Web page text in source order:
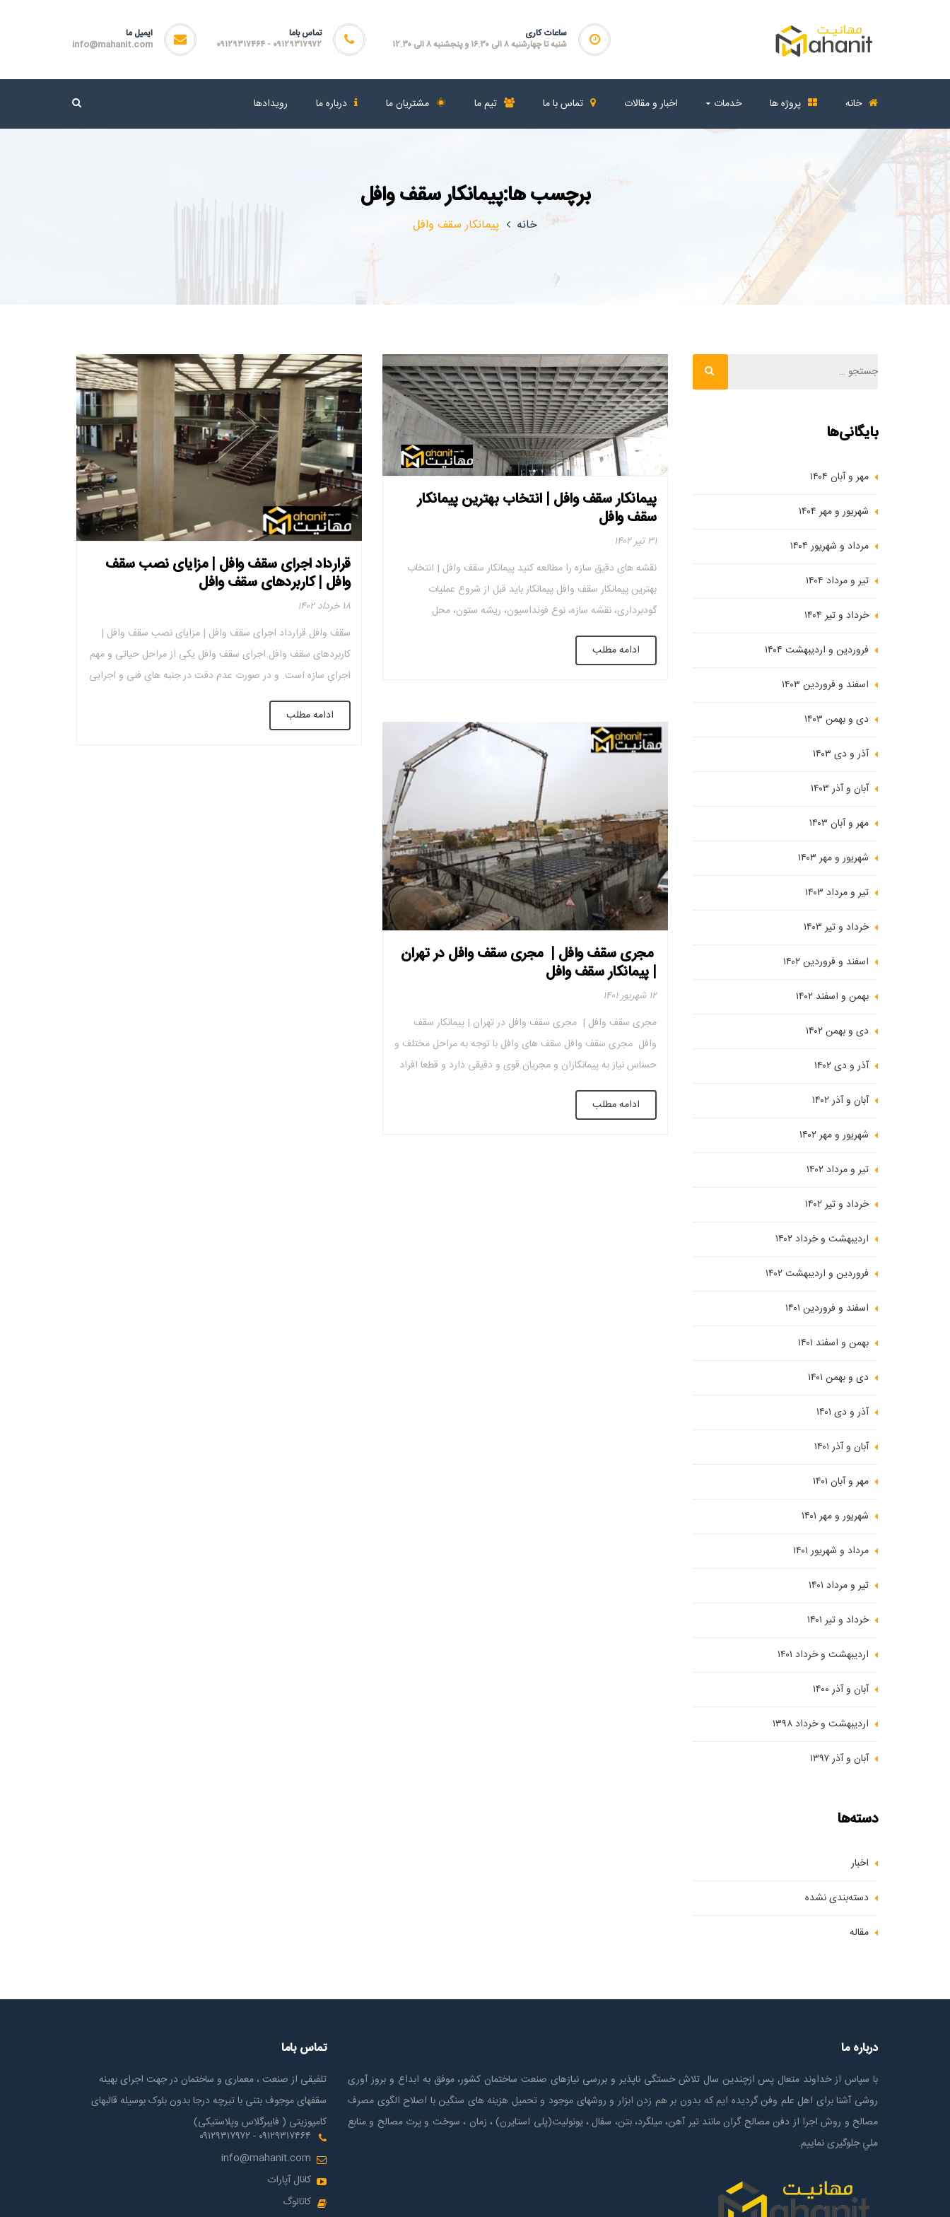
ایمیل ما
info@mahanit.com
تماس باما
۰۹۱۲۹۳۱۷۹۷۲ - ۰۹۱۲۹۳۱۷۴۶۴
ساعات کاری
شنبه تا چهارشنبه ۸ الی ۱۶.۳۰ و پنجشنبه ۸ الی ۱۲.۳۰
خانه پروژه ها خدمات اخبار و مقالات تماس با ما تیم ما مشتریان ما درباره ما رویدادها
برچسب ها:پیمانکار سقف وافل
خانه پیمانکار سقف وافل
پیمانکار سقف وافل | انتخاب بهترین پیمانکار
سقف وافل
۳۱ تیر ۱۴۰۲
نقشه های دقیق سازه را مطالعه کنید پیمانکار سقف وافل | انتخاب
بهترین پیمانکار سقف وافل پیمانکار باید قبل از شروع عملیات
گودبرداری، نقشه سازه، نوع فونداسیون، ریشه ستون، محل
دیوارهای برشی، محلول های قالب دیوار یک طرفه، جداول لیستوفر
ارائه شده توسط حسابدار و تناسب با شرایط موجود را به دقت
ادامه مطلب
قرارداد اجرای سقف وافل | مزایای نصب سقف
وافل | کاربردهای سقف وافل
۱۸ خرداد ۱۴۰۲
سقف وافل قرارداد اجرای سقف وافل | مزایای نصب سقف وافل |
کاربردهای سقف وافل اجرای سقف وافل یکی از مراحل حیاتی و مهم
اجرای سازه است. و در صورت عدم دقت در جنبه های فنی و اجرایی
می تواند باعث بروز حوادث و زیان های اقتصادی شود. اجرای سقف
وافل نسبت به سایر روش […]
ادامه مطلب
مجری سقف وافل | مجری سقف وافل در تهران
| پیمانکار سقف وافل
۱۲ شهریور ۱۴۰۱
مجری سقف وافل | مجری سقف وافل در تهران | پیمانکار سقف
وافل مجری سقف وافل سقف های وافل با توجه به مراحل مختلف و
حساس نیاز به پیمانکاران و مجریان قوی و دقیقی دارد و قطعا افراد
کم تجربه پس از اجرای صحیح این سقف ها سرافراز عرصه ساخت و
ساز را ترک نخواهند […]
ادامه مطلب
بایگانی‌ها
مهر و آبان ۱۴۰۴
شهریور و مهر ۱۴۰۴
مرداد و شهریور ۱۴۰۴
تیر و مرداد ۱۴۰۴
خرداد و تیر ۱۴۰۴
فروردین و اردیبهشت ۱۴۰۴
اسفند و فروردین ۱۴۰۳
دی و بهمن ۱۴۰۳
آذر و دی ۱۴۰۳
آبان و آذر ۱۴۰۳
مهر و آبان ۱۴۰۳
شهریور و مهر ۱۴۰۳
تیر و مرداد ۱۴۰۳
خرداد و تیر ۱۴۰۳
اسفند و فروردین ۱۴۰۲
بهمن و اسفند ۱۴۰۲
دی و بهمن ۱۴۰۲
آذر و دی ۱۴۰۲
آبان و آذر ۱۴۰۲
شهریور و مهر ۱۴۰۲
تیر و مرداد ۱۴۰۲
خرداد و تیر ۱۴۰۲
اردیبهشت و خرداد ۱۴۰۲
فروردین و اردیبهشت ۱۴۰۲
اسفند و فروردین ۱۴۰۱
بهمن و اسفند ۱۴۰۱
دی و بهمن ۱۴۰۱
آذر و دی ۱۴۰۱
آبان و آذر ۱۴۰۱
مهر و آبان ۱۴۰۱
شهریور و مهر ۱۴۰۱
مرداد و شهریور ۱۴۰۱
تیر و مرداد ۱۴۰۱
خرداد و تیر ۱۴۰۱
اردیبهشت و خرداد ۱۴۰۱
آبان و آذر ۱۴۰۰
اردیبهشت و خرداد ۱۳۹۸
آبان و آذر ۱۳۹۷
دسته‌ها
اخبار
دسته‌بندی نشده
مقاله
درباره ما
با سپاس از خداوند متعال پس ازچندين سال تلاش خستگی ناپذير و بررسی نیازهای صنعت ساختمان كشور، موفق به ابداع و بروز آوری
روشی آشنا برای اهل علم وفن گردیده ایم که بدون بر هم زدن ابزار و روشهای موجود و تحمیل هزینه های سنگین با اصلاح الگوی مصرف
مصالح و روش اجرا از دفن مصالح گران مانند تیر آهن، میلگرد، بتن، سفال ، یونولیت(پلی استايرن) ، زمان ، سوخت و پرت مصالح و منابع
ملي جلوگیری نماییم.
تماس باما
تلفیقی از صنعت ، معماری و ساختمان در جهت اجرای بهینه
سقفهای موجوف بتنی با تیرچه درجا بدون بلوک بوسیله قالبهای
کامپوزیتی ( فایبرگلاس وپلاستیکی)
۰۹۱۲۹۳۱۷۴۶۴ - ۰۹۱۲۹۳۱۷۹۷۲
info@mahanit.com
کانال آپارات
کاتالوگ